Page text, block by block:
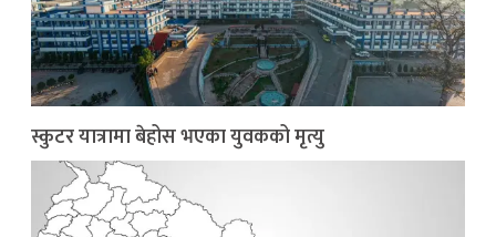
स्कुटर यात्रामा बेहोस भएका युवकको मृत्यु